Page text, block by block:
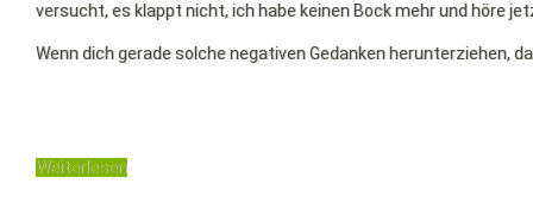
versucht, es klappt nicht, ich habe keinen Bock mehr und höre
Wenn dich gerade solche negativen Gedanken herunterziehen,
Weiterlesen